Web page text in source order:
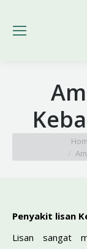
Penyakit lisan
Lisan sangat